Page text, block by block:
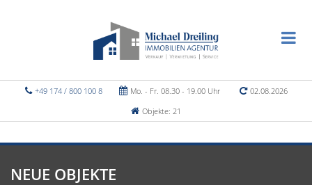
+49 174 / 800 100 8 Mo. - Fr. 08.30 - 19.00 Uhr
02.08.2026
Objekte: 21
NEUE OBJEKTE